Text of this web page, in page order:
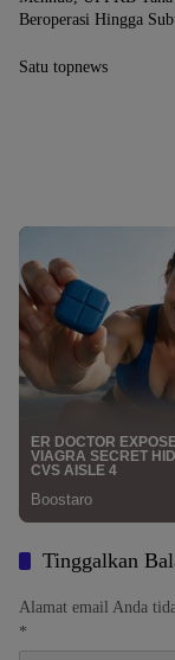
Beroperasi Hingga
Berlangsung
Satu topnews
Tinggalkan
Alamat email Anda
*